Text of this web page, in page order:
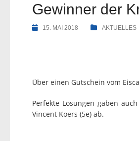
Gewinner der
15. MAI 2018 AKTUELLES
Über einen Gutschein vom
Perfekte Lösungen gaben
Vincent Koers (5e) ab.